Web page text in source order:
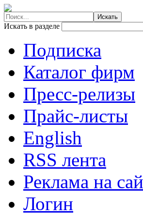
Искать в разделе
Подписка
Каталог фирм
Пресс-релизы
Прайс-листы
English
RSS лента
Реклама на
Логин